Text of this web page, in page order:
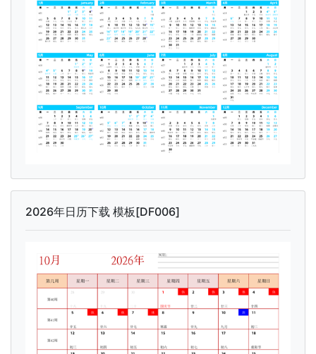
2026年日历下载 模板[DF006]